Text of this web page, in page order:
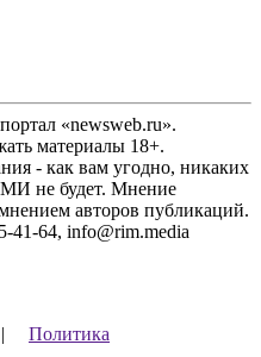
«newsweb.ru».
материалы 18+.
- как вам угодно, никаких
не будет. Мнение
авторов публикаций.
41-64, info@rim.media
Политика